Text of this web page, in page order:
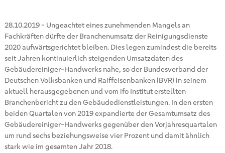
28.10.2019- Ungeachtet eines zunehmenden Mangels an
Fachkräften dürfte der Branchenumsatz der Reinigungsdienste
2020 aufwärtsgerichtet bleiben. Dies legen zumindest die bereits
seit Jahren kontinuierlich steigenden Umsatzdaten des
Gebäudereiniger-Handwerks nahe, so der Bundesverband der
Deutschen Volksbanken und Raiffeisenbanken (BVR) in seinem
aktuell herausgegebenen und vom ifo Institut erstellten
Branchenbericht zu den Gebäudedienstleistungen. In den ersten
beiden Quartalen von 2019 expandierte der Gesamtumsatz des
Gebäudereiniger-Handwerks gegenüber den Vorjahresquartalen
um rund sechs beziehungsweise vier Prozent und damit ähnlich
stark wie im gesamten Jahr 2018.